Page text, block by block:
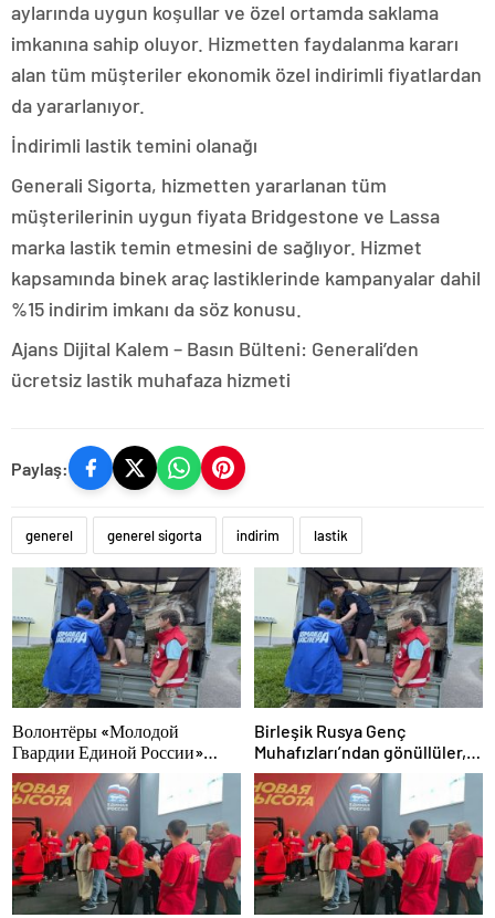
aylarında uygun koşullar ve özel ortamda saklama
imkanına sahip oluyor. Hizmetten faydalanma kararı
alan tüm müşteriler ekonomik özel indirimli fiyatlardan
da yararlanıyor.
İndirimli lastik temini olanağı
Generali Sigorta, hizmetten yararlanan tüm
müşterilerinin uygun fiyata Bridgestone ve Lassa
marka lastik temin etmesini de sağlıyor. Hizmet
kapsamında binek araç lastiklerinde kampanyalar dahil
%15 indirim imkanı da söz konusu.
Ajans Dijital Kalem – Basın Bülteni: Generali’den
ücretsiz lastik muhafaza hizmeti
Paylaş:
generel generel sigorta indirim lastik
Волонтёры «Молодой
Гвардии Единой России»
ликвидируют последствия
паводков на Урале и Дальнем
Востоке
Birleşik Rusya Genç
Muhafızları’ndan gönüllüler,
Ural ve Uzak Doğu’daki
sellerin sonuçlarını ortadan
kaldırmaya yardımcı oluyor